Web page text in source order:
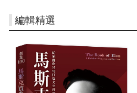
編輯精選